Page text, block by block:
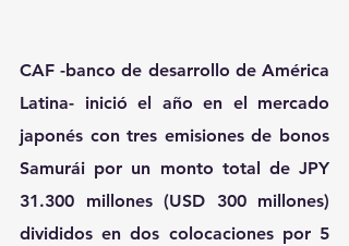
CAF -banco de desarrollo de América
Latina- inició el año en el mercado
japonés con tres emisiones de bonos
Samurái por un monto total de JPY
31.300 millones (USD 300 millones)
divididos en dos colocaciones por 5